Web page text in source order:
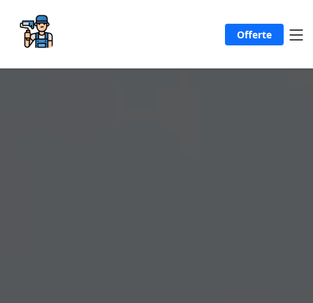
Offerte